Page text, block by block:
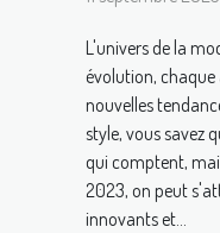
L'univers de la
évolution,
nouvelles
style, vous savez
qui comptent,
2023, on peut
innovants et...